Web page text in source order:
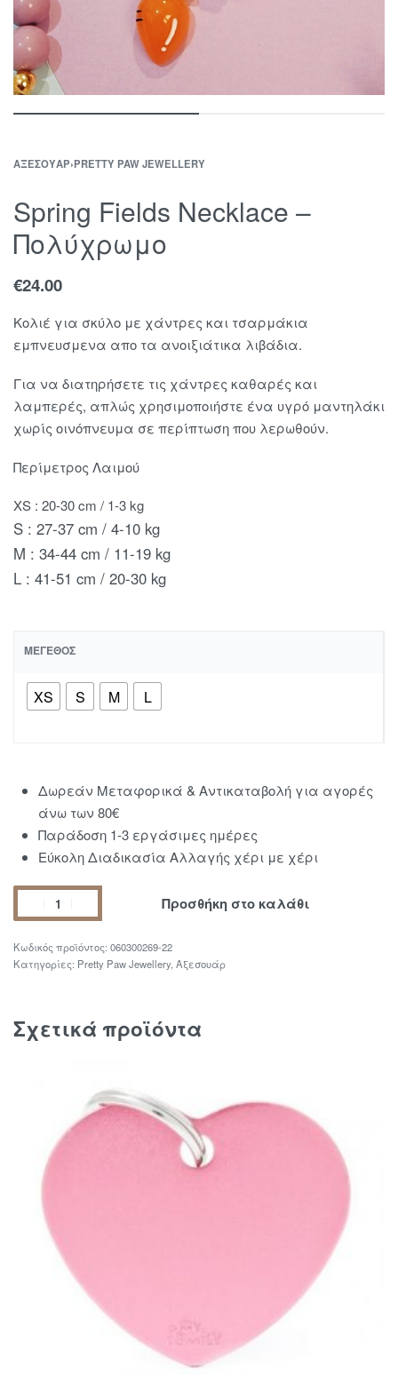
ΑΞΕΣΟΥΆΡ›PRETTY PAW JEWELLERY
Spring Fields Necklace –
Πολύχρωμο
€24.00
Κολιέ για σκύλο με χάντρες και τσαρμάκια
εμπνευσμενα απο τα ανοιξιάτικα λιβάδια.
Για να διατηρήσετε τις χάντρες καθαρές και
λαμπερές, απλώς χρησιμοποιήστε ένα υγρό μαντηλάκι
χωρίς οινόπνευμα σε περίπτωση που λερωθούν.
Περίμετρος Λαιμού
XS : 20-30 cm / 1-3 kg
S : 27-37 cm / 4-10 kg
M : 34-44 cm / 11-19 kg
L : 41-51 cm / 20-30 kg
ΜΈΓΕΘΟΣ
XS S M L
Δωρεάν Μεταφορικά & Αντικαταβολή για αγορές
άνω των 80€
Παράδοση 1-3 εργάσιμες ημέρες
Εύκολη Διαδικασία Αλλαγής χέρι με χέρι
Προσθήκη στο καλάθι
060300269-22
Κατηγορίες: Pretty Paw Jewellery, Αξεσουάρ
Σχετικά προϊόντα